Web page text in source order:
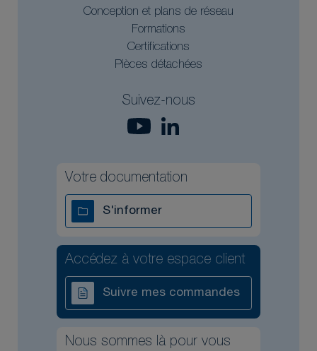
Conception et plans de réseau
Formations
Certifications
Pièces détachées
Suivez-nous
Votre documentation
S'informer
Accédez à votre espace client
Suivre mes commandes
Nous sommes là pour vous